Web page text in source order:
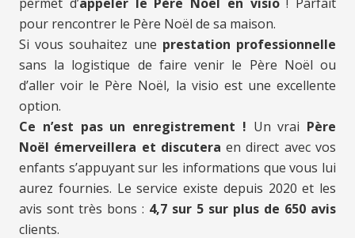
pour rencontrer le Père Noël de sa maison.
Si vous souhaitez une prestation professionnelle
sans la logistique de faire venir le Père Noël ou
d’aller voir le Père Noël, la visio est une excellente
option.
Ce n’est pas un enregistrement ! Un vrai Père
Noël émerveillera et discutera en direct avec vos
enfants s’appuyant sur les informations que vous lui
aurez fournies. Le service existe depuis 2020 et les
avis sont très bons : 4,7 sur 5 sur plus de 650 avis
clients.